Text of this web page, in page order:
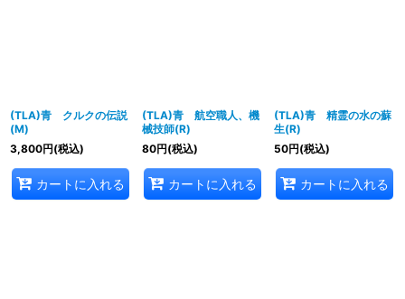
(TLA)青 クルクの伝説
(M)
3,800円(税込)
カートに入れる
(TLA)青 航空職人、機
械技師(R)
80円(税込)
カートに入れる
(TLA)青 精霊の水の蘇
生(R)
50円(税込)
カートに入れる